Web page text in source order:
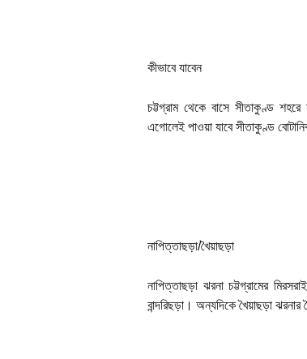
কীভাবে যাবেন
চট্টগ্রাম থেকে বাসে সীতাকুণ্ড
এগোলেই পাওয়া যাবে সীতাকুণ্ড
নাপিত্তাছড়া/খৈয়াছড়া
নাপিত্তাছড়া ঝরনা চট্টগ্রামের
বান্দরিছড়া। অন্যদিকে খৈয়াছড়া